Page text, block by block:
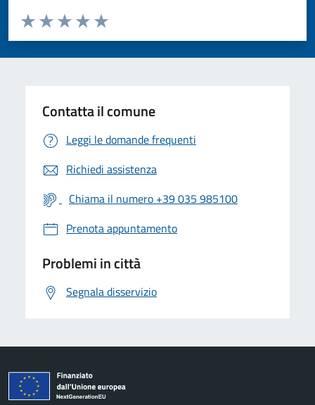
Valuta da 1 a 5 stelle la pagina
Valuta 5 stelle su 5
Valuta 4 stelle su 5
Valuta 3 stelle su 5
Valuta 2 stelle su 5
Valuta 1 stelle su 5
Contatta il comune
Leggi le domande frequenti
Richiedi assistenza
Chiama il numero +39 035 985100
Prenota appuntamento
Problemi in città
Segnala disservizio